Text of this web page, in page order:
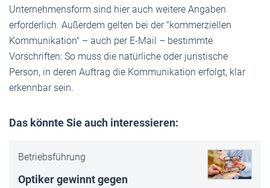
Unternehmensform sind hier auch weitere Angaben
erforderlich. Außerdem gelten bei der "kommerziellen
Kommunikation" – auch per E-Mail – bestimmte
Vorschriften: So muss die natürliche oder juristische
Person, in deren Auftrag die Kommunikation erfolgt, klar
erkennbar sein.
Das könnte Sie auch interessieren:
Betriebsführung
Optiker gewinnt gegen